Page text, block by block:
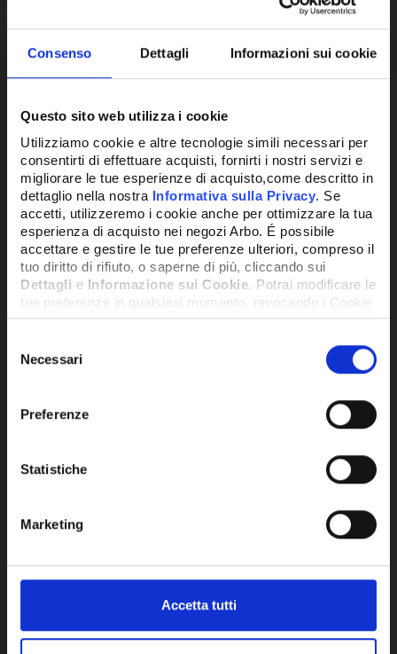
Consenso Dettagli Informazioni sui cookie
Questo sito web utilizza i cookie
Utilizziamo cookie e altre tecnologie simili necessari per
consentirti di effettuare acquisti, fornirti i nostri servizi e
migliorare le tue esperienze di acquisto,come descritto in
dettaglio nella nostra Informativa sulla Privacy. Se
accetti, utilizzeremo i cookie anche per ottimizzare la tua
esperienza di acquisto nei negozi Arbo. É possibile
accettare e gestire le tue preferenze ulteriori, compreso il
tuo diritto di rifiuto, o saperne di più, cliccando sui
Dettagli e Informazione sui Cookie. Potrai modificare le
tue preferenze in qualsiasi momento, revocando i Cookie
precedentemente autorizzati, direttamente dalle
delNecessari
Preferenze
Statistiche
Marketing
Accetta tutti
CONTROLLO UCHILLER STANDARD NFC
BLUETOOTH - UCHBP00000200
447,86€+ IVA
DISPONIBILE